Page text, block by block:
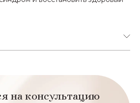
на консультацию